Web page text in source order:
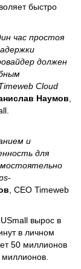
быстро
час простоя
должен
Cloud
Наумов
и
для
, CEO Timeweb
вырос в
в личном
50 миллионов